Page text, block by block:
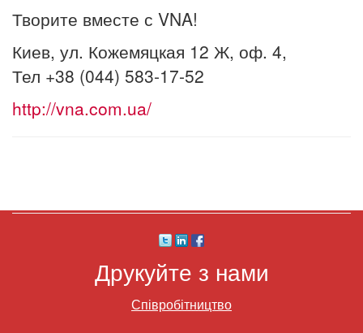
Творите вместе с VNA!
Киев, ул. Кожемяцкая 12 Ж, оф. 4,
Тел +38 (044) 583-17-52
http://vna.com.ua/
Друкуйте з нами
Співробітництво